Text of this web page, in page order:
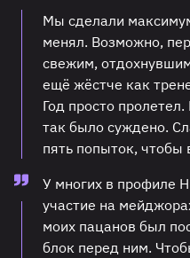
Мы сделали
менял. Возможно,
свежим,
ещё жёстче как
Год просто
так было суждено.
пять попыток,
У многих в профиле
участие на
моих пацанов был
блок перед ним.